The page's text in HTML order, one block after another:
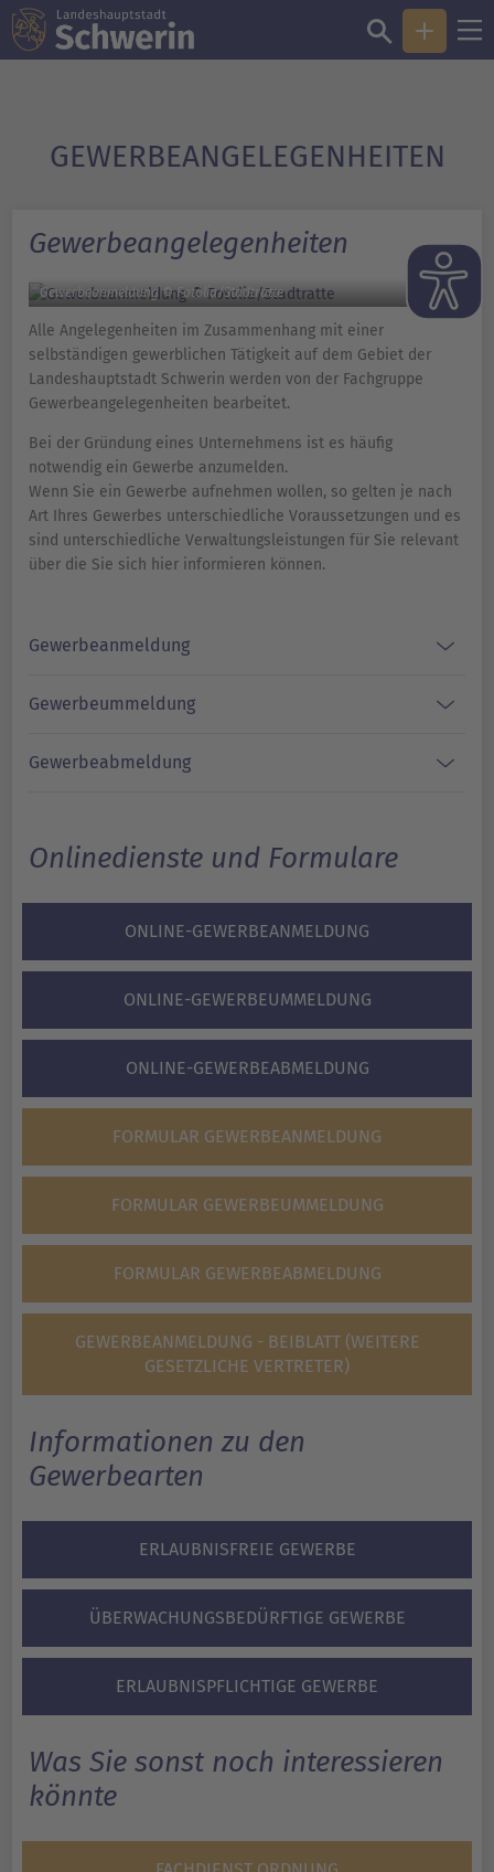
GEWERBE­ANGELEGENHEITEN
Gewerbeangelegenheiten
Gewerbeanmeldung © Fotolia/Stadtratte
Alle Angelegenheiten im Zusammenhang mit einer
selbständigen gewerblichen Tätigkeit auf dem Gebiet der
Landeshauptstadt Schwerin werden von der Fachgruppe
Gewerbeangelegenheiten bearbeitet.
Bei der Gründung eines Unternehmens ist es häufig
notwendig ein Gewerbe anzumelden.
Wenn Sie ein Gewerbe aufnehmen wollen, so gelten je nach
Art Ihres Gewerbes unterschiedliche Voraussetzungen und es
sind unterschiedliche Verwaltungsleistungen für Sie relevant
über die Sie sich hier informieren können.
Gewerbeanmeldung
Gewerbeummeldung
Gewerbeabmeldung
Onlinedienste und Formulare
ONLINE-GEWERBEANMELDUNG
ONLINE-GEWERBEUMMELDUNG
ONLINE-GEWERBEABMELDUNG
FORMULAR GEWERBEANMELDUNG
FORMULAR GEWERBEUMMELDUNG
FORMULAR GEWERBEABMELDUNG
GEWERBEANMELDUNG - BEIBLATT (WEITERE
GESETZLICHE VERTRETER)
Informationen zu den
Gewerbearten
ERLAUBNISFREIE GEWERBE
ÜBERWACHUNGSBEDÜRFTIGE GEWERBE
ERLAUBNISPFLICHTIGE GEWERBE
Was Sie sonst noch interessieren
könnte